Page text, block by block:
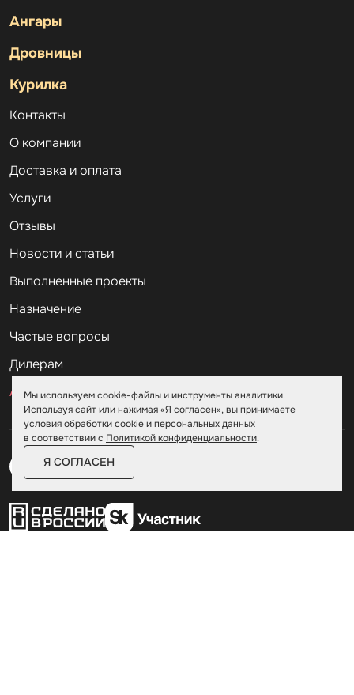
Ангары
Дровницы
Курилка
Контакты
О компании
Доставка и оплата
Услуги
Отзывы
Новости и статьи
Выполненные проекты
Назначение
Частые вопросы
Дилерам
Акции
Мы используем cookie-файлы и инструменты аналитики.
Используя сайт или нажимая «Я согласен», вы принимаете
условия обработки cookie и персональных данных
в соответствии с Политикой конфиденциальности.
Я СОГЛАСЕН